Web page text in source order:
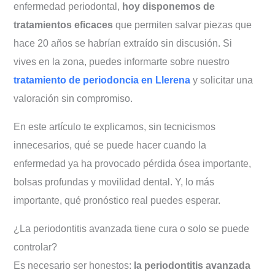
enfermedad periodontal, hoy disponemos de
tratamientos eficaces que permiten salvar piezas que
hace 20 años se habrían extraído sin discusión. Si
vives en la zona, puedes informarte sobre nuestro
tratamiento de periodoncia en Llerena y solicitar una
valoración sin compromiso.
En este artículo te explicamos, sin tecnicismos
innecesarios, qué se puede hacer cuando la
enfermedad ya ha provocado pérdida ósea importante,
bolsas profundas y movilidad dental. Y, lo más
importante, qué pronóstico real puedes esperar.
¿La periodontitis avanzada tiene cura o solo se puede
controlar?
Es necesario ser honestos: la periodontitis avanzada